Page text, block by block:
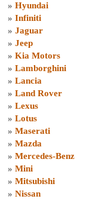
» Hyundai
» Infiniti
» Jaguar
» Jeep
» Kia Motors
» Lamborghini
» Lancia
» Land Rover
» Lexus
» Lotus
» Maserati
» Mazda
» Mercedes-Benz
» Mini
» Mitsubishi
» Nissan